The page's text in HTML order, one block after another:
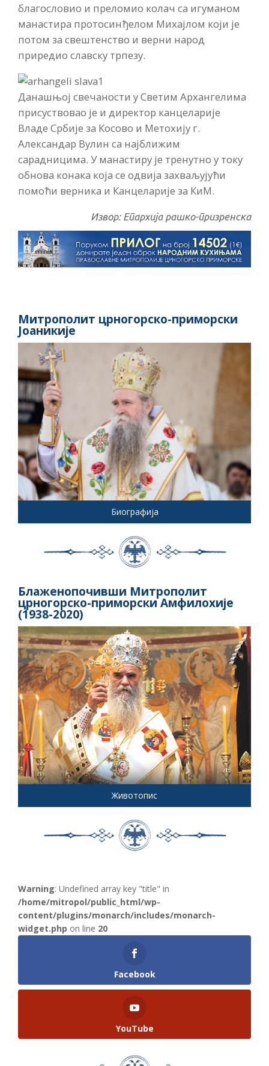
благословио и преломио колач са игуманом
манастира протосинђелом Михајлом који је
потом за свештенство и верни народ
приредио славску трпезу.
Данашњој свечаности у Светим Архангелима
присуствовао је и директор канцеларије
Владе Србије за Косово и Метохију г.
Александар Вулин са најближим
сарадницима. У манастиру је тренутно у току
обнова конака која се одвија захваљујући
помоћи верника и Канцеларије за КиМ.
Извор: Епархија рашко-призренска
Митрополит црногорско-приморски
Јоаникије
Биографија
Блаженопочивши Митрополит
црногорско-приморски Амфилохије
(1938-2020)
Животопис
Warning: Undefined array key "title" in
/home/mitropol/public_html/wp-
content/plugins/monarch/includes/monarch-
widget.php on line 20
Facebook
YouTube